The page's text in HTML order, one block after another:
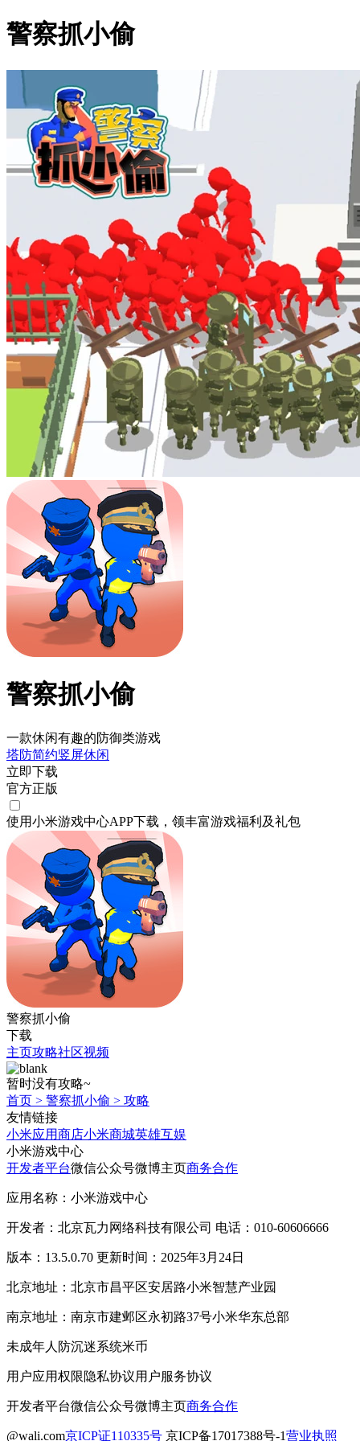
警察抓小偷
警察抓小偷
一款休闲有趣的防御类游戏
塔防简约竖屏休闲
立即下载
官方正版
使用小米游戏中心APP下载 ，领丰富游戏福利 及礼包
警察抓小偷
下载
主页攻略社区视频
暂时没有攻略~
首页 > 警察抓小偷 > 攻略
友情链接
小米应用商店小米商城英雄互娱
小米游戏中心
开发者平台微信公众号微博主页商务合作
应用名称：小米游戏中心
开发者：北京瓦力网络科技有限公司 电话：010-60606666
版本：13.5.0.70 更新时间：2025年3月24日
北京地址：北京市昌平区安居路小米智慧产业园
南京地址：南京市建邺区永初路37号小米华东总部
未成年人防沉迷系统米币
用户应用权限隐私协议用户服务协议
开发者平台微信公众号微博主页商务合作
@wali.com京ICP证110335号 京ICP备17017388号-1营业执照